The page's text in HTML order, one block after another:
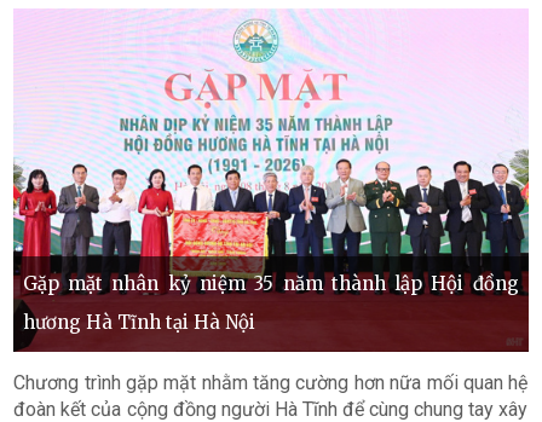
Gặp mặt nhân kỷ niệm 35 năm thành lập Hội đồng
hương Hà Tĩnh tại Hà Nội
Chương trình gặp mặt nhằm tăng cường hơn nữa mối quan hệ
đoàn kết của cộng đồng người Hà Tĩnh để cùng chung tay xây